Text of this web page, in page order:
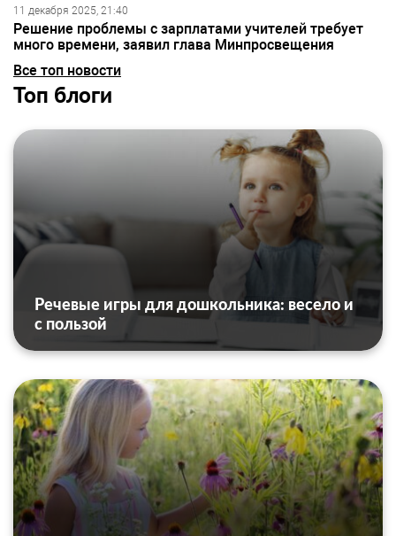
11 декабря 2025, 21:40
Решение проблемы с зарплатами учителей требует
много времени, заявил глава Минпросвещения
Все топ новости
Топ блоги
Речевые игры для дошкольника: весело и
с пользой